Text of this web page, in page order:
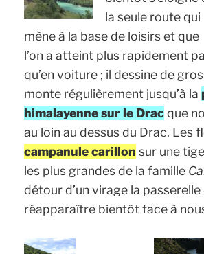
la seule route qui
mène à la base de loisirs et que
l’on a atteint plus rapidement
qu’en voiture ; il dessine de
monte régulièrement jusqu’à la
himalayenne sur le Dracque
au loin au dessus du Drac. Les
campanule carillon sur une
les plus grandes de la famille
détour d’un virage la
réapparaître bientôt face à